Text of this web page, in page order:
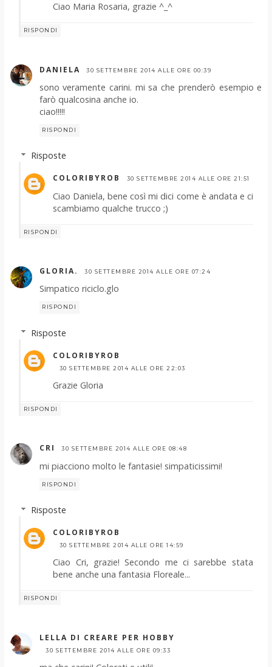
Ciao Maria Rosaria, grazie ^_^
RISPONDI
DANIELA 30 SETTEMBRE 2014 ALLE ORE 00:39
sono veramente carini. mi sa che prenderò esempio e
farò qualcosina anche io.
ciao!!!!!
RISPONDI
Risposte
COLORIBYROB 30 SETTEMBRE 2014 ALLE ORE 21:51
Ciao Daniela, bene così mi dici come è andata e ci
scambiamo qualche trucco ;)
RISPONDI
GLORIA. 30 SETTEMBRE 2014 ALLE ORE 07:24
Simpatico riciclo.glo
RISPONDI
Risposte
COLORIBYROB
30 SETTEMBRE 2014 ALLE ORE 22:03
Grazie Gloria
RISPONDI
CRI 30 SETTEMBRE 2014 ALLE ORE 08:48
mi piacciono molto le fantasie! simpaticissimi!
RISPONDI
Risposte
COLORIBYROB
30 SETTEMBRE 2014 ALLE ORE 14:59
Ciao Cri, grazie! Secondo me ci sarebbe stata
bene anche una fantasia Floreale...
RISPONDI
LELLA DI CREARE PER HOBBY
30 SETTEMBRE 2014 ALLE ORE 09:33